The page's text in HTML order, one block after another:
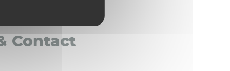
Contact